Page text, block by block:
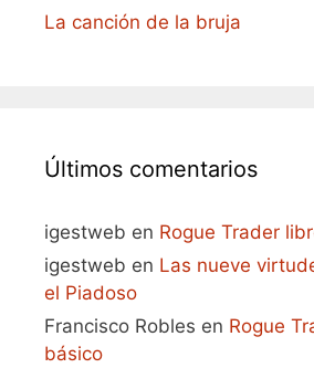
La canción de la bruja
Últimos comentarios
igestweb en Rogue Trader
igestweb en Las nueve
el Piadoso
Francisco Robles en Rogue
básico